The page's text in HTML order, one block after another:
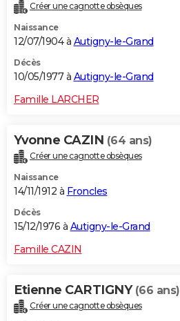
Créer une cagnotte obsèques
Naissance
12/07/1904 à Autigny-le-Grand
Décès
10/05/1977 à Autigny-le-Grand
Famille LARCHER
Yvonne CAZIN (64 ans)
Créer une cagnotte obsèques
Naissance
14/11/1912 à Froncles
Décès
15/12/1976 à Autigny-le-Grand
Famille CAZIN
Etienne CARTIGNY (66 ans)
Créer une cagnotte obsèques